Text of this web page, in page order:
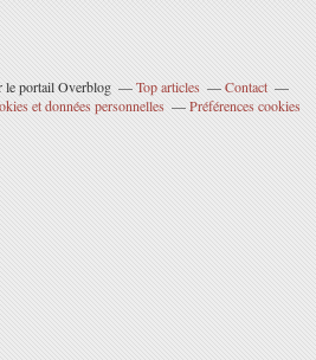
le portail Overblog Top articles
Contact
et données personnelles Préférences cookies